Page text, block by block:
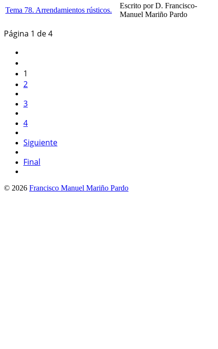
Tema 78. Arrendamientos rústicos.
Escrito por D. Francisco-
Manuel Mariño Pardo
Página 1 de 4
1
2
3
4
Siguiente
Final
© 2026 Francisco Manuel Mariño Pardo